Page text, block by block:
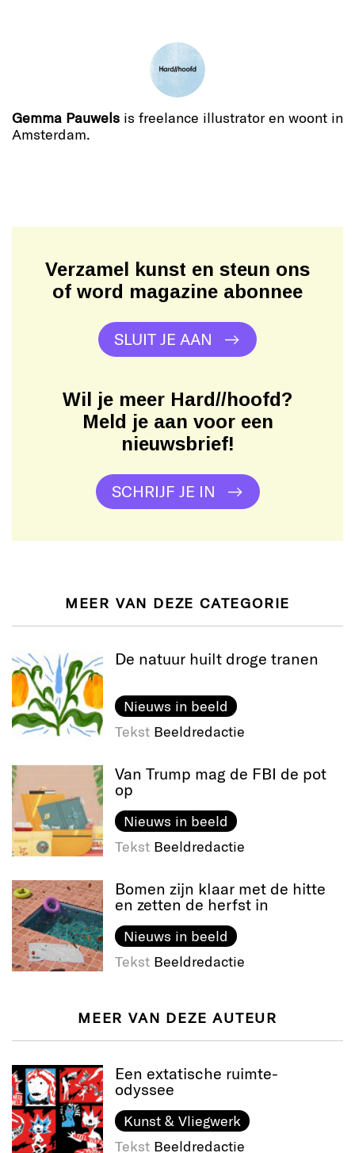
Gemma Pauwels is freelance illustrator en woont in
Amsterdam.
Verzamel kunst en steun ons
of word magazine abonnee
SLUIT JE AAN
Wil je meer Hard//hoofd?
Meld je aan voor een
nieuwsbrief!
SCHRIJF JE IN
MEER VAN DEZE CATEGORIE
De natuur huilt droge tranen
Nieuws in beeld
Tekst Beeldredactie
Van Trump mag de FBI de pot
op
Nieuws in beeld
Tekst Beeldredactie
Bomen zijn klaar met de hitte
en zetten de herfst in
Nieuws in beeld
Tekst Beeldredactie
MEER VAN DEZE AUTEUR
Een extatische ruimte-
odyssee
Kunst & Vliegwerk
Tekst Beeldredactie